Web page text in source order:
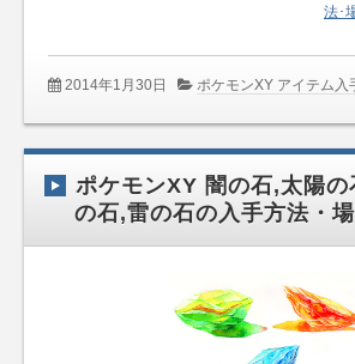
法･
2014年1月30日 ポケモンXY アイテム入
ポケモンXY 闇の石,太陽の
の石,雷の石の入手方法・